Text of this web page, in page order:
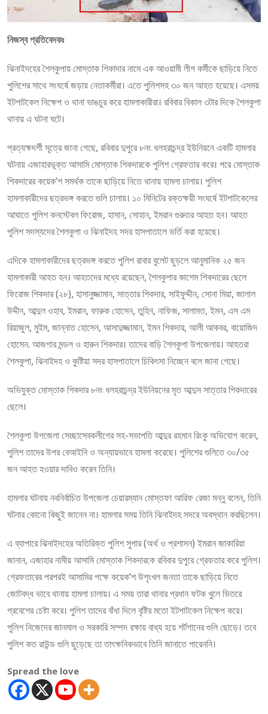
নিজস্ব প্রতিবেদকঃ
ঝিনাইদহের শৈলকুপায় মোস্তাক শিকাদার নামে এক আওয়ামী লীগ কর্মীকে ছাড়িয়ে নিতে
পুলিশের সাথে সংঘর্ষে জড়ায় নেতাকর্মীরা। এতে পুলিশসহ ৩০ জন আহত হয়েছে। এসময়
ইটপাটকেল নিক্ষেপ ও থানা ভাঙচুর করে হামলাকারীরা। রবিবার বিকাল ৩টার দিকে শৈলকুপা
থানায় এ ঘটনা ঘটে।
প্রত্যক্ষদর্শী সূত্রে জানা গেছে, রবিবার দুপুরে ৮নং ধলহরাচন্দ্র ইউনিয়নে একটি হামলার
ঘটনায় এজাহারভূক্ত আসামি মোস্তাক শিকদারকে পুলিশ গ্রেফতার করে। পরে মোস্তাক
শিকদারের কয়েক’শ সমর্থক তাকে ছাড়িয়ে নিতে থানায় হামলা চালায়। পুলিশ
হামলাকারীদের ছত্রভঙ্গ করতে গুলি চালায়। ১০ মিনিটের রক্তক্ষয়ী সংঘর্ষে ইটপাটকেলের
আঘাতে পুলিশ কনস্টেবল ফিরোজ, হাসান, সোহান, ইমরান গুরুতর আহত হন। আহত
পুলিশ সদস্যদের শৈলকুপা ও ঝিনাইদহ সদর হাসপাতালে ভর্তি করা হয়েছে।
এদিকে হামলাকারীদের ছত্রভঙ্গ করতে পুলিশ রাবার বুলেট ছুড়লে আনুমানিক ২৫ জন
হামলাকারী আহত হন। আহতদের মধ্যে রয়েছেন, শৈলকুপার কাশেম শিকদারের ছেলে
ফিরোজ শিকদার (২৮), হাসানুজ্জামান, সাত্তার শিকদার, সাইফুদ্দীন, সোনা মিয়া, জালাল
উদ্দীন, আব্দুল ওহাব, ইমরান, ফারুক হোসেন, তুহিন, নাফিজ, সালামত, ইমন, এস এম
রিয়াজুল, মুইম, জান্নাত হোসেন, আসাদুজ্জামান, ইমন শিকদার, আলী আকবর, বায়োজিদ
হোসেন. আজগার মন্ডল ও হারুন শিকদার। তাদের বাড়ি শৈলকুপা উপজেলায়। আহতরা
শৈলকুপা, ঝিনাইদহ ও কুষ্টিয়া সদর হাসপাতালে চিকিৎসা নিচ্ছেন বলে জানা গেছে।
অভিযুক্ত মোস্তাক শিকদার ৮নং ধলহরাচন্দ্র ইউনিয়নের মৃত আব্দুস সাত্তার শিকদারের
ছেলে।
শৈলকুপা উপজেলা সেচ্ছাসেবকলীগের সহ-সভাপতি আব্দুর রহমান রিংকু অভিযোগ করেন,
পুলিশ তাদের উপর বেআইনি ও অন্যায়ভাবে হামলা করেছে। পুলিশের গুলিতে ৩০/৩৫
জন আহত হওয়ার দাবিও করেন তিনি।
হামলার ঘটনায় নবনির্বাচিত উপজেলা চেয়ারম্যান মোস্তফা আরিফ রেজা মন্নু বলেন, তিনি
ঘটনার কোনো কিছুই জানেন না। হামলার সময় তিনি ঝিনাইদহ সদরে অবস্থান করছিলেন।
এ ব্যাপারে ঝিনাইদহের অতিরিক্ত পুলিশ সুপার (অর্থ ও প্রশাসন) ইমরান জাকারিয়া
জানান, এজাহার নামীয় আসামি মোস্তাক শিকদারকে রবিবার দুপুরে গ্রেফতার করে পুলিশ।
গ্রেফতারের পরপরই আসামির পক্ষে কয়েক’শ উশৃংখল জনতা তাকে ছাড়িয়ে নিতে
জোটবদ্ধ ভাবে থানায় হামলা চালায়। এ সময় তারা থানার প্রধান ফটক খুলে ভিতরে
প্রবেশের চেষ্টা করে। পুলিশ তাদের বাঁধা দিলে বৃষ্টির মতো ইটপাটকেল নিক্ষেপ করে।
পুলিশ নিজেদের জানমাল ও সরকারি সম্পদ রক্ষায় বাধ্য হয়ে শর্টগানের গুলি ছোড়ে। তবে
পুলিশ কত রাউন্ড গুলি ছুড়েছে তা তাৎক্ষনিকভাবে তিনি জানাতে পারেননি।
Spread the love